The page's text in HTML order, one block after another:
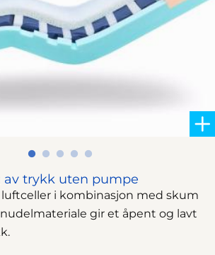
av trykk uten pumpe
i kombinasjon med skum
gir et åpent og lavt